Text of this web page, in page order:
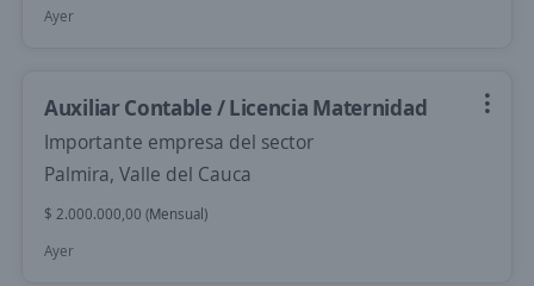
Ayer
Auxiliar Contable / Licencia Maternidad
Importante empresa del sector
Palmira, Valle del Cauca
$ 2.000.000,00 (Mensual)
Ayer